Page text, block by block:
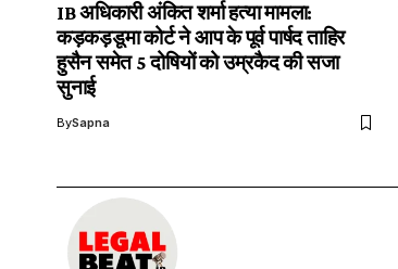
IB अधिकारी अंकित शर्मा हत्या मामला:
कड़कड़डूमा कोर्ट ने आप के पूर्व पार्षद ताहिर
हुसैन समेत 5 दोषियों को उम्रकैद की सजा
सुनाई
BySapna